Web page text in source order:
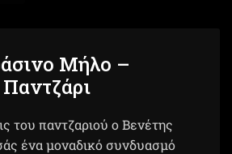
Μήλο –
του παντζαριού ο Βενέτης
ένα μοναδικό συνδυασμό